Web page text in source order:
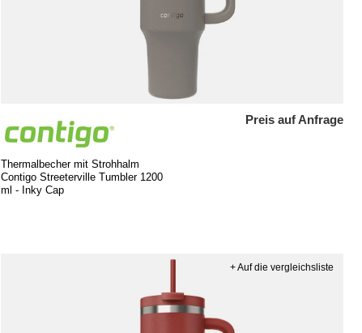
Thermalbecher mit Strohhalm
Contigo Streeterville Tumbler 1200
ml - Inky Cap
Preis auf Anfrage
+ Auf die vergleichsliste